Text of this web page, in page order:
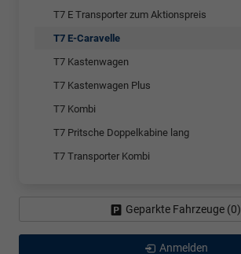
T7 E Transporter zum Aktionspreis
T7 E-Caravelle
T7 Kastenwagen
T7 Kastenwagen Plus
T7 Kombi
T7 Pritsche Doppelkabine lang
T7 Transporter Kombi
Geparkte Fahrzeuge (0)
Anmelden